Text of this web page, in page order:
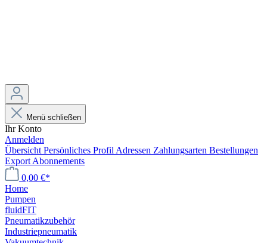
Menü schließen
Ihr Konto
Anmelden
Übersicht Persönliches Profil Adressen Zahlungsarten Bestellungen
Export Abonnements
0,00 €*
Home
Pumpen
fluidFIT
Pneumatikzubehör
Industriepneumatik